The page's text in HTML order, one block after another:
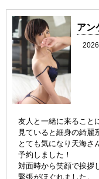
アン
友人と一緒に来ること
見ていると細身の綺麗
とても気になり天海さ
予約しました！
対面時から笑顔で挨拶
緊張がほぐれました。